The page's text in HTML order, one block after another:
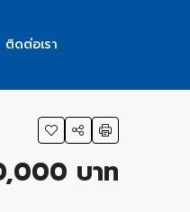
ติดต่อเรา
บาท